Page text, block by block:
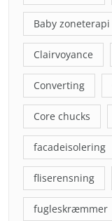
Baby zoneterapi
Clairvoyance
Converting
Core chucks
facadeisolering
fliserensning
fugleskræmmer